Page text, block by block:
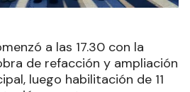
a las 17.30 con la
de refacción y ampliación
luego habilitación de 11